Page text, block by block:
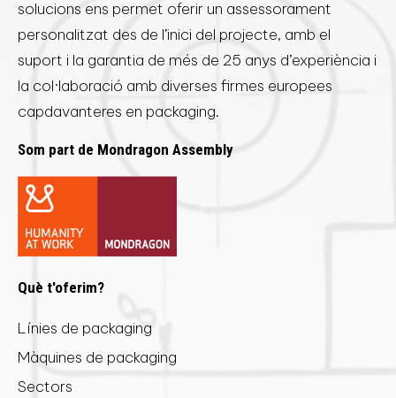
solucions ens permet oferir un assessorament
personalitzat des de l’inici del projecte, amb el
suport i la garantia de més de 25 anys d’experiència i
la col·laboració amb diverses firmes europees
capdavanteres en packaging.
Som part de Mondragon Assembly
Què t'oferim?
Línies de packaging
Màquines de packaging
Sectors